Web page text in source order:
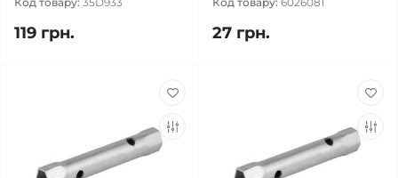
119 грн. 27 грн.